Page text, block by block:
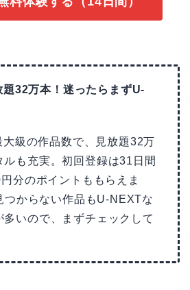
32万本！迷ったらまずU-
級の作品数で、見放題32万
ルも充実。初回登録は31日間
分のポイントももらえま
つからない作品もU-NEXTな
多いので、まずチェックして